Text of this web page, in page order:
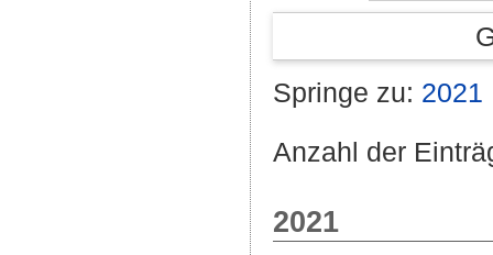
Springe zu: 2021
Anzahl der
2021